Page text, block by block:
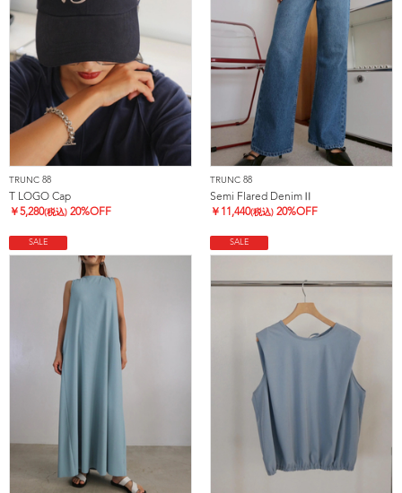
TRUNC 88
T LOGO Cap
￥5,280(税込) 20%OFF
TRUNC 88
Semi Flared DenimⅡ
￥ 11,440(税込) 20%OFF
SALE SALE